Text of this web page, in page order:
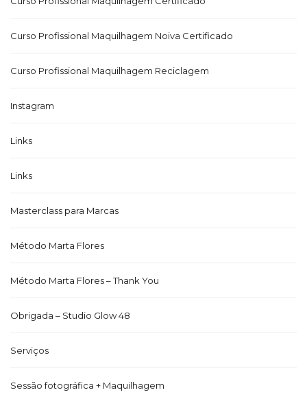
Curso Profissional Maquilhagem Noiva Certificado
Curso Profissional Maquilhagem Reciclagem
Instagram
Links
Links
Masterclass para Marcas
Método Marta Flores
Método Marta Flores – Thank You
Obrigada – Studio Glow 48
Serviços
Sessão fotográfica + Maquilhagem